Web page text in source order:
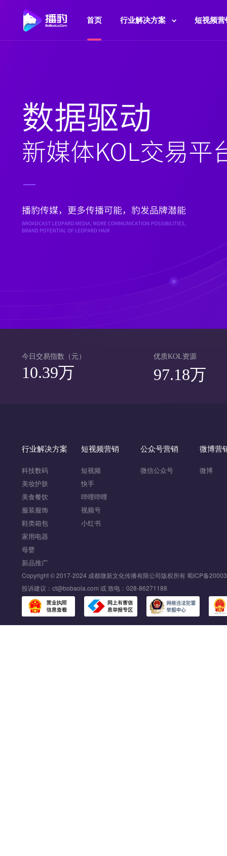
首页 行业解决方案 短视频营
今日交易指数（元）
10.39万
优质KOL资源
97.18万
行业解决方案
科技数码
美妆护肤
美食餐饮
服装服饰
鞋类箱包
家用电器
母婴
新品推广
短视频营销
短视频
快手
哔哩哔哩
视频号
小红书
公众号营销
微信公众号
微博营
微博
Copyright © 2017-2024 成都微新文化传播有限公司版权所有蜀ICP备
投诉建议：ct@bobaola.com 或 致电：028-86271188